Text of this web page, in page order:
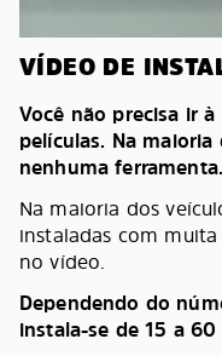
VÍDEO DE
Você não precisa ir
películas. Na
nenhuma ferramenta.
Na maioria dos
instaladas com
no vídeo.
Dependendo do
instala-se de 15 a